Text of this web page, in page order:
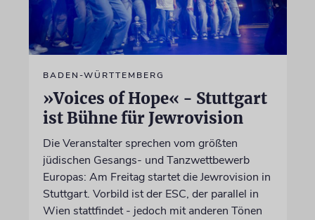
BADEN-WÜRTTEMBERG
»Voices of Hope« - Stuttgart
ist Bühne für Jewrovision
Die Veranstalter sprechen vom größten
jüdischen Gesangs- und Tanzwettbewerb
Europas: Am Freitag startet die Jewrovision in
Stuttgart. Vorbild ist der ESC, der parallel in
Wien stattfindet - jedoch mit anderen Tönen